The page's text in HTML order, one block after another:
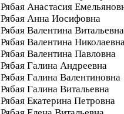
Рябая Анастасия
Рябая Анна Иосифовна
Рябая Валентина Витальевна
Рябая Валентина
Рябая Валентина Павловна
Рябая Галина Андреевна
Рябая Галина Валентиновна
Рябая Галина Витальевна
Рябая Екатерина Петровна